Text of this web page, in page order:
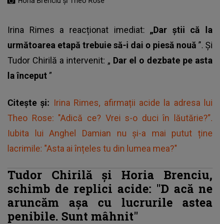
Irina Rimes a reacționat imediat: „Dar știi că la
următoarea etapă trebuie să-i dai o piesă nouă ”. Și
Tudor Chirilă a intervenit: „ Dar el o dezbate pe asta
la început ”
Citește și: Irina Rimes, afirmații acide la adresa lui
Theo Rose: "Adică ce? Vrei s-o duci în lăutărie?”.
Iubita lui Anghel Damian nu și-a mai putut ține
lacrimile: "Asta ai înțeles tu din lumea mea?"
Tudor Chirilă și Horia Brenciu,
schimb de replici acide: "D acă ne
aruncăm așa cu lucrurile astea
penibile. Sunt mâhnit"